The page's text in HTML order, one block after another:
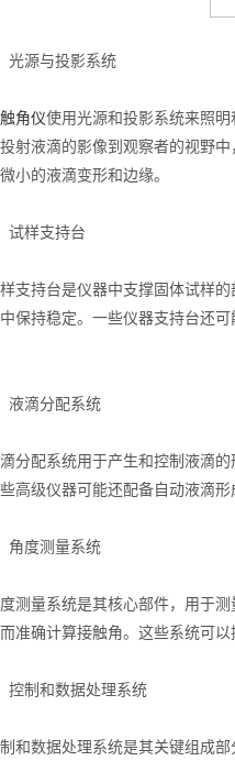
界面弹性系数仪
表面清洁度分析仪
源与投影系统
角仪使用光源和投影系统来照
射液滴的影像到观察者的视野
小的液滴变形和边缘。
样支持台
持台是仪器中支撑固体试样的
保持稳定。一些仪器支持台还
滴分配系统
配系统用于产生和控制液滴的
高级仪器可能还配备自动液滴
度测量系统
量系统是其核心部件，用于测
准确计算接触角。这些系统可
制和数据处理系统
数据处理系统是其关键组成部